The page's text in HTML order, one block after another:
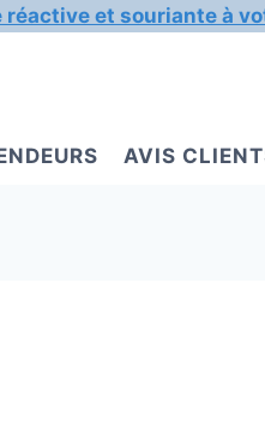
réactive et souriante à
AVIS